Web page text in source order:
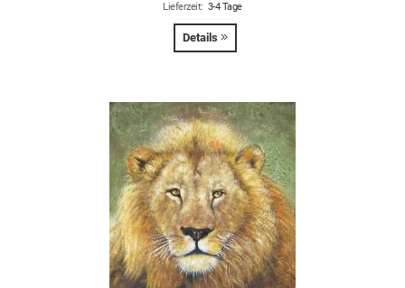
Lieferzeit: 3-4 Tage
Details